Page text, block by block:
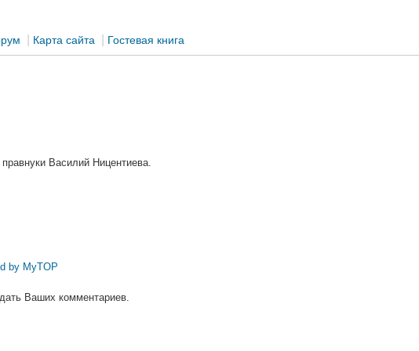
Карта сайта Гостевая книга
Василий Ницентиева.
Ваших комментариев.